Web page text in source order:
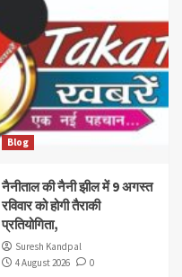
Blog
नैनीताल की नैनी झील में 9 अगस्त
रविवार को होगी तैराकी
प्रतियोगिता,
Suresh Kandpal
4 August 2026
0